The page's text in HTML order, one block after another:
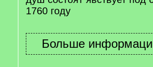
1760 году